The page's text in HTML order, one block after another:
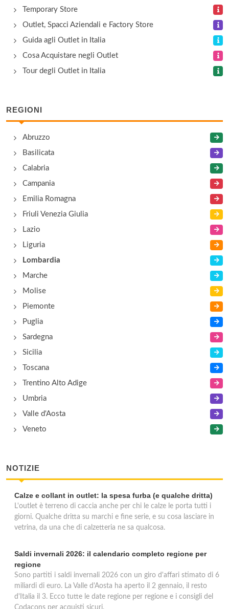
via Al Ponte 27, Ghisalba
Cereria L. Bertoncini
via Trento 28, Curno
Compagnoni Matilde
via Antignano 27/29, Cologno al Serio
Temporary Store
Outlet, Spacci Aziendali e Factory Store
Guida agli Outlet in Italia
Cosa Acquistare negli Outlet
Tour degli Outlet in Italia
REGIONI
Abruzzo
Basilicata
Calabria
Campania
Emilia Romagna
Friuli Venezia Giulia
Lazio
Liguria
Lombardia
Marche
Molise
Piemonte
Puglia
Sardegna
Sicilia
Toscana
Trentino Alto Adige
Umbria
Valle d'Aosta
Veneto
NOTIZIE
Calze e collant in outlet: la spesa furba (e qualche dritta)
L'outlet è terreno di caccia anche per chi le calze le porta tutti i
giorni. Qualche dritta su marchi e fine serie, e su cosa lasciare in
vetrina, da una che di calzetteria ne sa qualcosa.
Saldi invernali 2026: il calendario completo regione per
regione
Sono partiti i saldi invernali 2026 con un giro d'affari stimato di 6
miliardi di euro. La Valle d'Aosta ha aperto il 2 gennaio, il resto
d'Italia il 3. Ecco tutte le date regione per regione e i consigli del
Codacons per acquisti sicuri.